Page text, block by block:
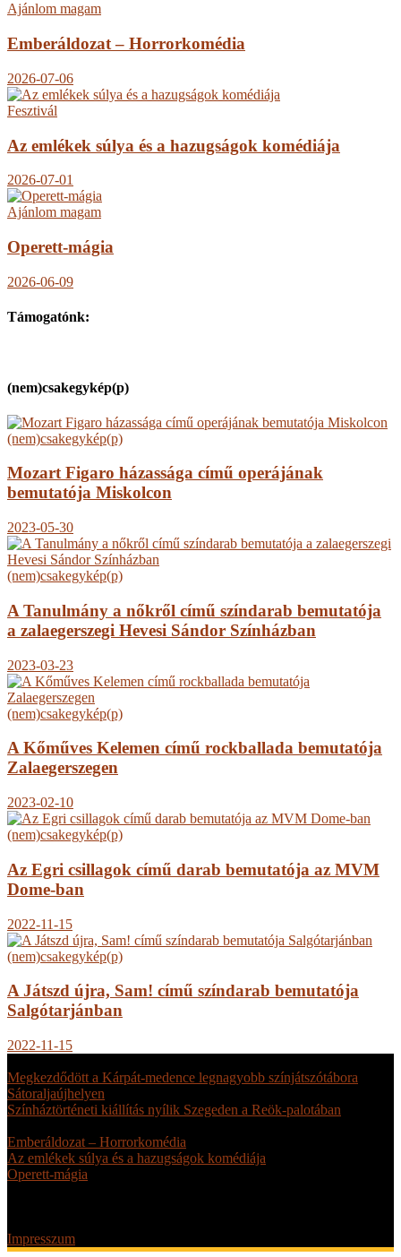
Ajánlom magam
Emberáldozat – Horrorkomédia
2026-07-06
Fesztivál
Az emlékek súlya és a hazugságok komédiája
2026-07-01
Ajánlom magam
Operett-mágia
2026-06-09
Támogatónk:
(nem)csakegykép(p)
(nem)csakegykép(p)
Mozart Figaro házassága című operájának
bemutatója Miskolcon
2023-05-30
(nem)csakegykép(p)
A Tanulmány a nőkről című színdarab bemutatója
a zalaegerszegi Hevesi Sándor Színházban
2023-03-23
(nem)csakegykép(p)
A Kőműves Kelemen című rockballada bemutatója
Zalaegerszegen
2023-02-10
(nem)csakegykép(p)
Az Egri csillagok című darab bemutatója az MVM
Dome-ban
2022-11-15
(nem)csakegykép(p)
A Játszd újra, Sam! című színdarab bemutatója
Salgótarjánban
2022-11-15
Megkezdődött a Kárpát-medence legnagyobb színjátszótábora
Sátoraljaújhelyen
Színháztörténeti kiállítás nyílik Szegeden a Reök-palotában
Emberáldozat – Horrorkomédia
Az emlékek súlya és a hazugságok komédiája
Operett-mágia
Impresszum